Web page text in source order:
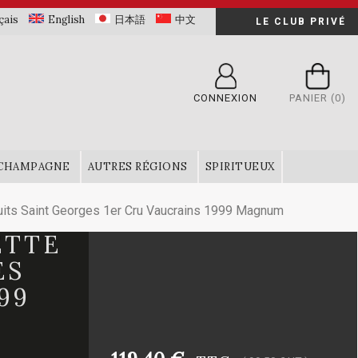
English 日本語 中文 LE CLUB PRIVÉ
CONNEXION PANIER (0)
AUTRES RÉGIONS SPIRITUEUX
Saint Georges 1er Cru Vaucrains 1999 Magnum